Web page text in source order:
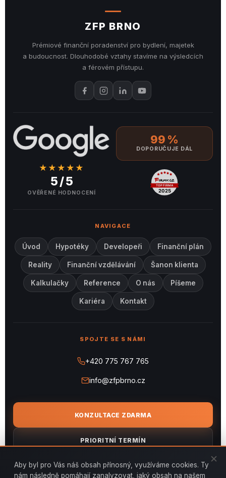
ZFP BRNO
Prémiové finanční poradenství pro bydlení, majetek
a budoucnost. Dlouhodobé vztahy stavíme na výsledcích
a férovém přístupu.
★★★★★
5 / 5
OVĚŘENÉ HODNOCENÍ
99 %
DOPORUČUJE DÁL
NAVIGACE
Úvod Hypotéky Developeři Finanční plán
Reality Finanční vzdělávání Šanon klienta
Kalkulačky Reference O nás Píšeme
Kariéra Kontakt
SPOJTE SE S NÁMI
+420 775 767 765
info@zfpbrno.cz
KONZULTACE ZDARMA
PRIORITNÍ TERMÍN
NEZÁVAZNÁ NABÍDKA
Aby byl pro Vás náš obsah přínosný, využíváme cookies. Ty
nám následně pomáhají zanalyzovat, jaký obsah na našem